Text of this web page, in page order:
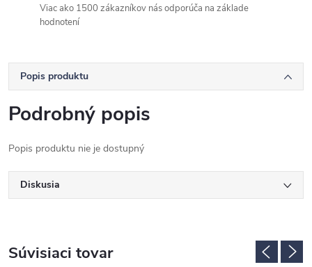
Viac ako 1500 zákazníkov nás odporúča na základe
hodnotení
Popis produktu
Podrobný popis
Popis produktu nie je dostupný
Diskusia
Súvisiaci tovar